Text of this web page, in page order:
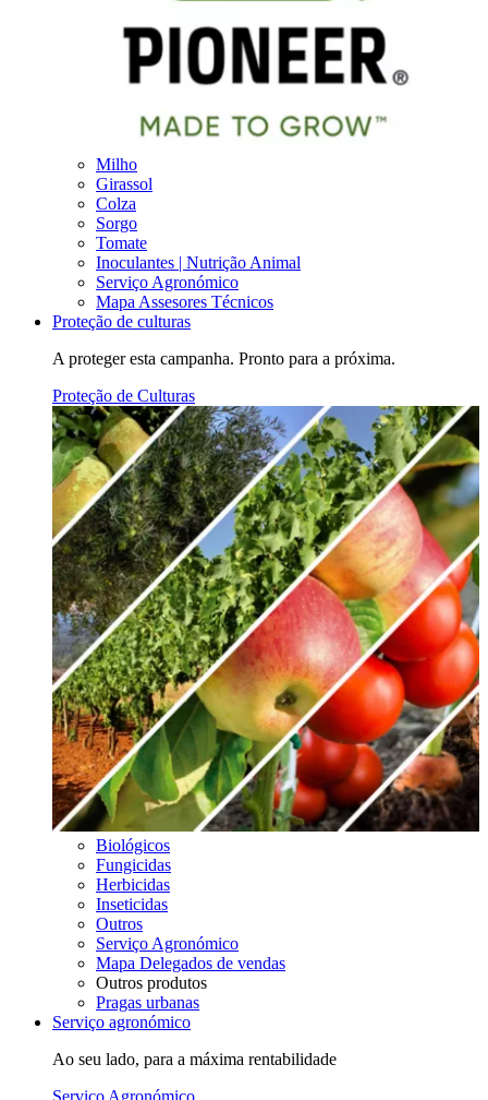
Milho
Girassol
Colza
Sorgo
Tomate
Inoculantes | Nutrição Animal
Serviço Agronómico
Mapa Assesores Técnicos
Proteção de culturas
A proteger esta campanha. Pronto para a próxima.
Proteção de Culturas
Biológicos
Fungicidas
Herbicidas
Inseticidas
Outros
Serviço Agronómico
Mapa Delegados de vendas
Outros produtos
Pragas urbanas
Serviço agronómico
Ao seu lado, para a máxima rentabilidade
Serviço Agronómico